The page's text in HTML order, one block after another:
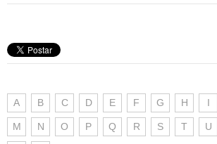
A B C D E F G H I
M N O P Q R S T U